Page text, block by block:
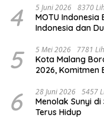
4 5 Juni 2026 8370
MOTU
Indonesia dan
5 5 Mei 2026 7781
Kota Malang
2026, Komitmen
6 28 Juni 2026 5457
Menolak Sunyi
Terus Hidup